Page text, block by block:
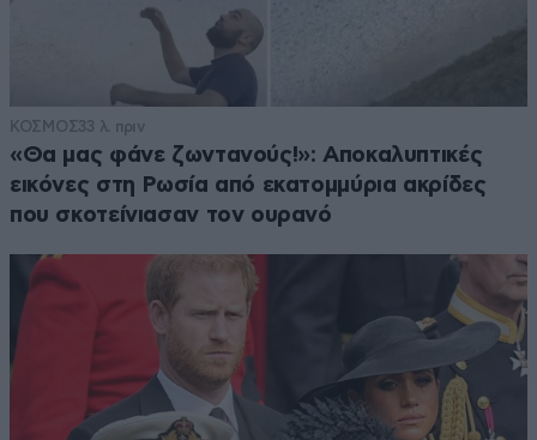
ΚΟΣΜΟΣ33 λ. πριν
«Θα μας φάνε ζωντανούς!»: Αποκαλυπτικές
εικόνες στη Ρωσία από εκατομμύρια ακρίδες
που σκοτείνιασαν τον ουρανό